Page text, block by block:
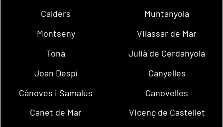
Calders
Muntanyola
Montseny
Vilassar de Mar
Tona
Julià de Cerdanyola
Joan Despí
Canyelles
Cànoves i Samalús
Canovelles
Canet de Mar
Vicenç de Castellet